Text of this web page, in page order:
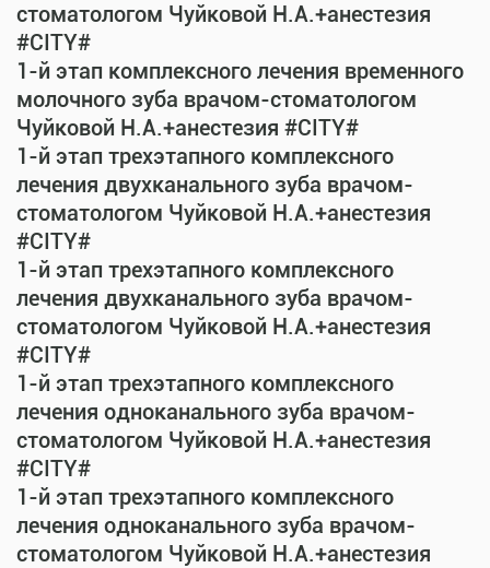
стоматологом Чуйковой Н.А.+анестезия
#CITY#
1-й этап комплексного лечения временного
молочного зуба врачом-стоматологом
Чуйковой Н.А.+анестезия #CITY#
1-й этап трехэтапного комплексного
лечения двухканального зуба врачом-
стоматологом Чуйковой Н.А.+анестезия
#CITY#
1-й этап трехэтапного комплексного
лечения двухканального зуба врачом-
стоматологом Чуйковой Н.А.+анестезия
#CITY#
1-й этап трехэтапного комплексного
лечения одноканального зуба врачом-
стоматологом Чуйковой Н.А.+анестезия
#CITY#
1-й этап трехэтапного комплексного
лечения одноканального зуба врачом-
стоматологом Чуйковой Н.А.+анестезия